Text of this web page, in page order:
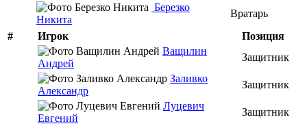
Березко
Никита
Вратарь
#
Игрок
Позиция
Ващилин
Андрей
Защитник
Заливко
Александр
Защитник
Луцевич
Евгений
Защитник